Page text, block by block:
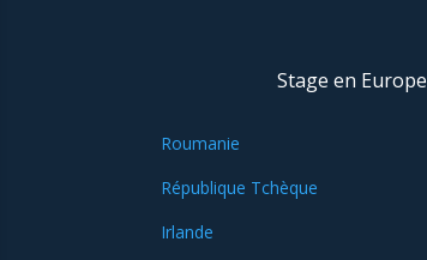
Stage en Europe
Roumanie
République Tchèque
Irlande